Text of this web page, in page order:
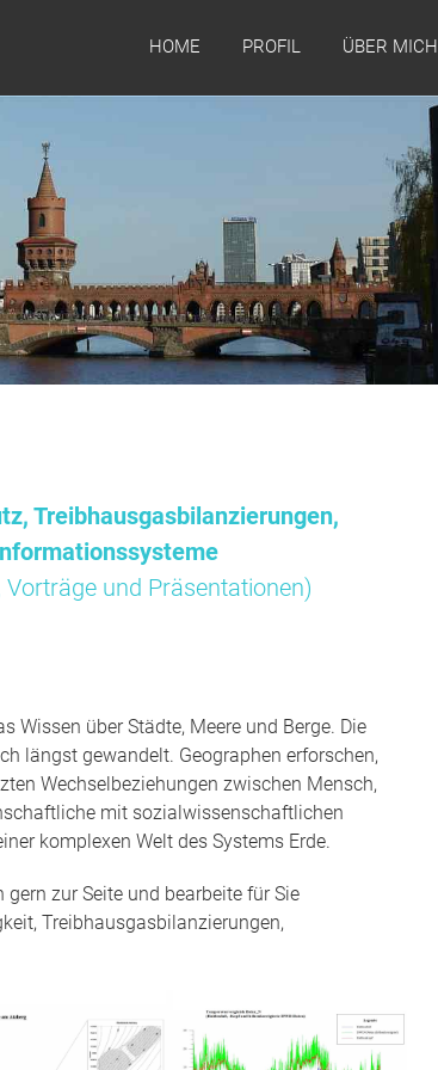
HOME PROFIL ÜBER MICH
Treibhausgasbilanzierungen,
und Präsentationen)
Wissen über Städte, Meere und Berge. Die
längst gewandelt. Geographen erforschen,
Wechselbeziehungen zwischen Mensch,
mit sozialwissenschaftlichen
komplexen Welt des Systems Erde.
zur Seite und bearbeite für Sie
Treibhausgasbilanzierungen,